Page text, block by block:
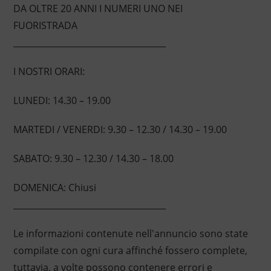
DA OLTRE 20 ANNI I NUMERI UNO NEI
FUORISTRADA
I NOSTRI ORARI:
LUNEDI: 14.30 – 19.00
MARTEDI / VENERDI: 9.30 – 12.30 / 14.30 – 19.00
SABATO: 9.30 – 12.30 / 14.30 – 18.00
DOMENICA: Chiusi
Le informazioni contenute nell'annuncio sono state
compilate con ogni cura affinché fossero complete,
tuttavia, a volte possono contenere errori e